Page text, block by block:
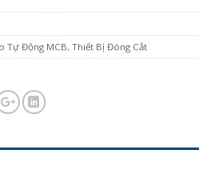
Tự Động MCB, Thiết Bị Đóng Cắt